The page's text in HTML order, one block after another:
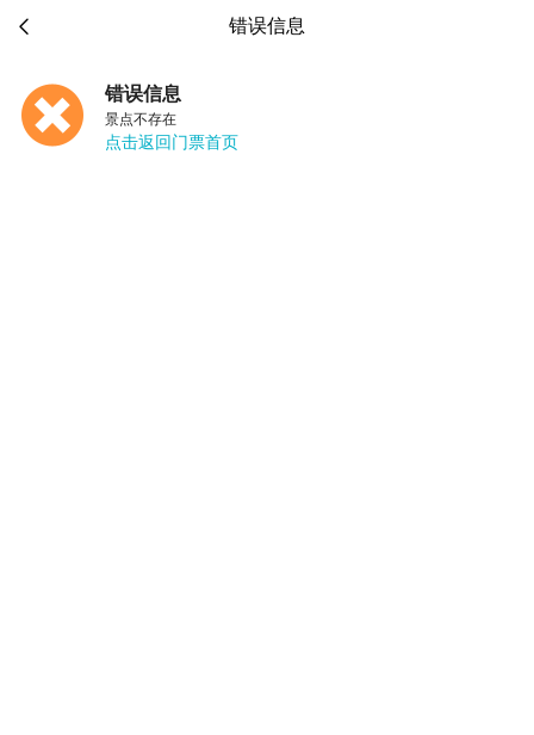
 错误信息
错误信息
景点不存在
点击返回门票首页